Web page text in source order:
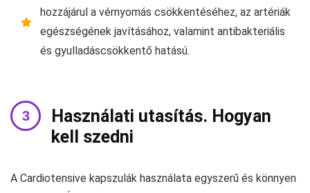
hozzájárul a vérnyomás csökkentéséhez, az artériák
egészségének javításához, valamint antibakteriális
és gyulladáscsökkentő hatású.
Használati utasítás. Hogyan
kell szedni
A Cardiotensive kapszulák használata egyszerű és könnyen